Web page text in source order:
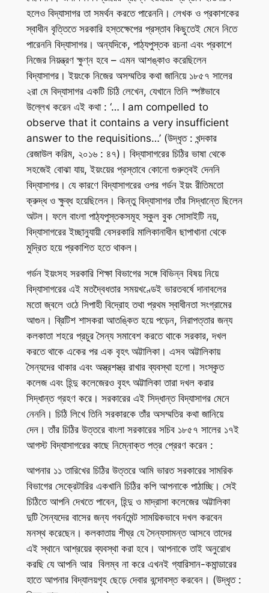
হলেও বিদ্যাসাগর তা সমর্থন করতে পারেননি। লেখক ও প্রকাশকের
স্বাধীন বৃত্তিতে সরকারি হস্তক্ষেপের প্রস্তাব কিছুতেই মেনে নিতে
পারেননি বিদ্যাসাগর। অন্যদিকে, পাঠ্যপুস্তক রচনা এবং প্রকাশে
নিজের নিয়ন্ত্রণ ক্ষুণ্ন হবে – এমন আশঙ্কাও করেছিলেন
বিদ্যাসাগর। ইয়ংকে নিজের অসম্মতির কথা জানিয়ে ১৮৫৭ সালের
২রা মে বিদ্যাসাগর একটি চিঠি লেখেন, যেখানে তিনি স্পষ্টভাবে
উল্লেখ করেন এই কথা : ‘… I am compelled to
observe that it contains a very insufficient
answer to the requisitions…’ (উদ্ধৃত : খন্দকার
রেজাউল করিম, ২০১৬ : ৪৭)। বিদ্যাসাগরের চিঠির ভাষা থেকে
সহজেই বোঝা যায়, ইয়ংয়ের প্রস্তাবে কোনো গুরুত্বই দেননি
বিদ্যাসাগর। যে কারণে বিদ্যাসাগরের ওপর গর্ডন ইয়ং রীতিমতো
ক্রুদ্ধ ও ক্ষুব্ধ হয়েছিলেন। কিন্তু বিদ্যাসাগর তাঁর সিদ্ধান্তে ছিলেন
অটল। ফলে বাংলা পাঠ্যপুস্তকসমূহ স্কুল বুক সোসাইটি নয়,
বিদ্যাসাগরের ইচ্ছানুযায়ী বেসরকারি মালিকানাধীন ছাপাখানা থেকে
মুদ্রিত হয়ে প্রকাশিত হতে থাকল।
গর্ডন ইয়ংসহ সরকারি শিক্ষা বিভাগের সঙ্গে বিভিন্ন বিষয় নিয়ে
বিদ্যাসাগরের এই মতদ্বৈধতার সময়খণ্ডেই ভারতবর্ষে দানাবলের
মতো জ্বলে ওঠে সিপাহী বিদ্রোহ তথা প্রথম স্বাধীনতা সংগ্রামের
আগুন। ব্রিটিশ শাসকরা আতঙ্কিত হয়ে পড়েন, নিরাপত্তার জন্য
কলকাতা শহরে প্রচুর সৈন্য সমাবেশ করতে থাকে সরকার, দখল
করতে থাকে একের পর এক বৃহৎ অট্টালিকা। এসব অট্টালিকায়
সৈন্যদের থাকার এবং অস্ত্রশস্ত্র রাখার ব্যবস্থা হলো। সংস্কৃত
কলেজ এবং হিন্দু কলেজেরও বৃহৎ অট্টালিকা তারা দখল করার
সিদ্ধান্ত গ্রহণ করে। সরকারের এই সিদ্ধান্ত বিদ্যাসাগর মেনে
নেননি। চিঠি লিখে তিনি সরকারকে তাঁর অসম্মতির কথা জানিয়ে
দেন। তাঁর চিঠির উত্তরে বাংলা সরকারের সচিব ১৮৫৭ সালের ১৭ই
আগস্ট বিদ্যাসাগরের কাছে নিম্নোক্ত পত্র প্রেরণ করেন :
আপনার ১১ তারিখের চিঠির উত্তরে আমি ভারত সরকারের সামরিক
বিভাগের সেক্রেটারির একখানি চিঠির কপি আপনাকে পাঠাচ্ছি। সেই
চিঠিতে আপনি দেখতে পাবেন, হিন্দু ও মাদ্রাসা কলেজের অট্টালিকা
দুটি সৈন্যদের বাসের জন্য গবর্নমেন্ট সাময়িকভাবে দখল করবেন
মনস্থ করেছেন। কলকাতায় শীঘ্র যে সৈন্যসামন্ত আসবে তাদের
এই স্থানে আশ্রয়ের ব্যবস্থা করা হবে। আপনাকে তাই অনুরোধ
করছি যে আপনি আর বিলম্ব না করে এখনই গ্যারিসান-কমান্ডারের
হাতে আপনার বিদ্যালয়গৃহ ছেড়ে দেবার বন্দোবস্ত করবেন। (উদ্ধৃত :